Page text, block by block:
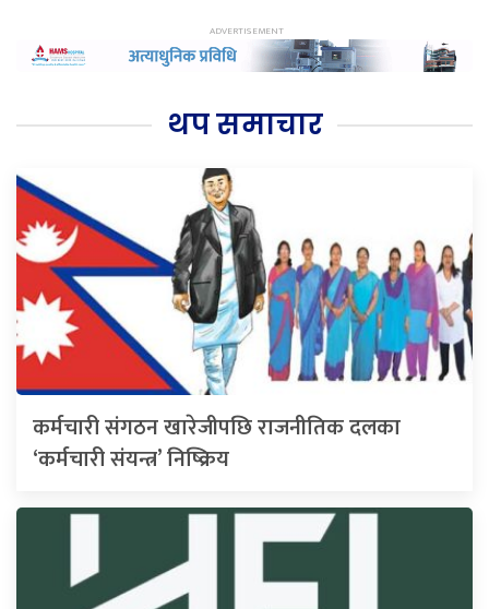
थप समाचार
कर्मचारी संगठन खारेजीपछि राजनीतिक दलका
‘कर्मचारी संयन्त्र’ निष्क्रिय